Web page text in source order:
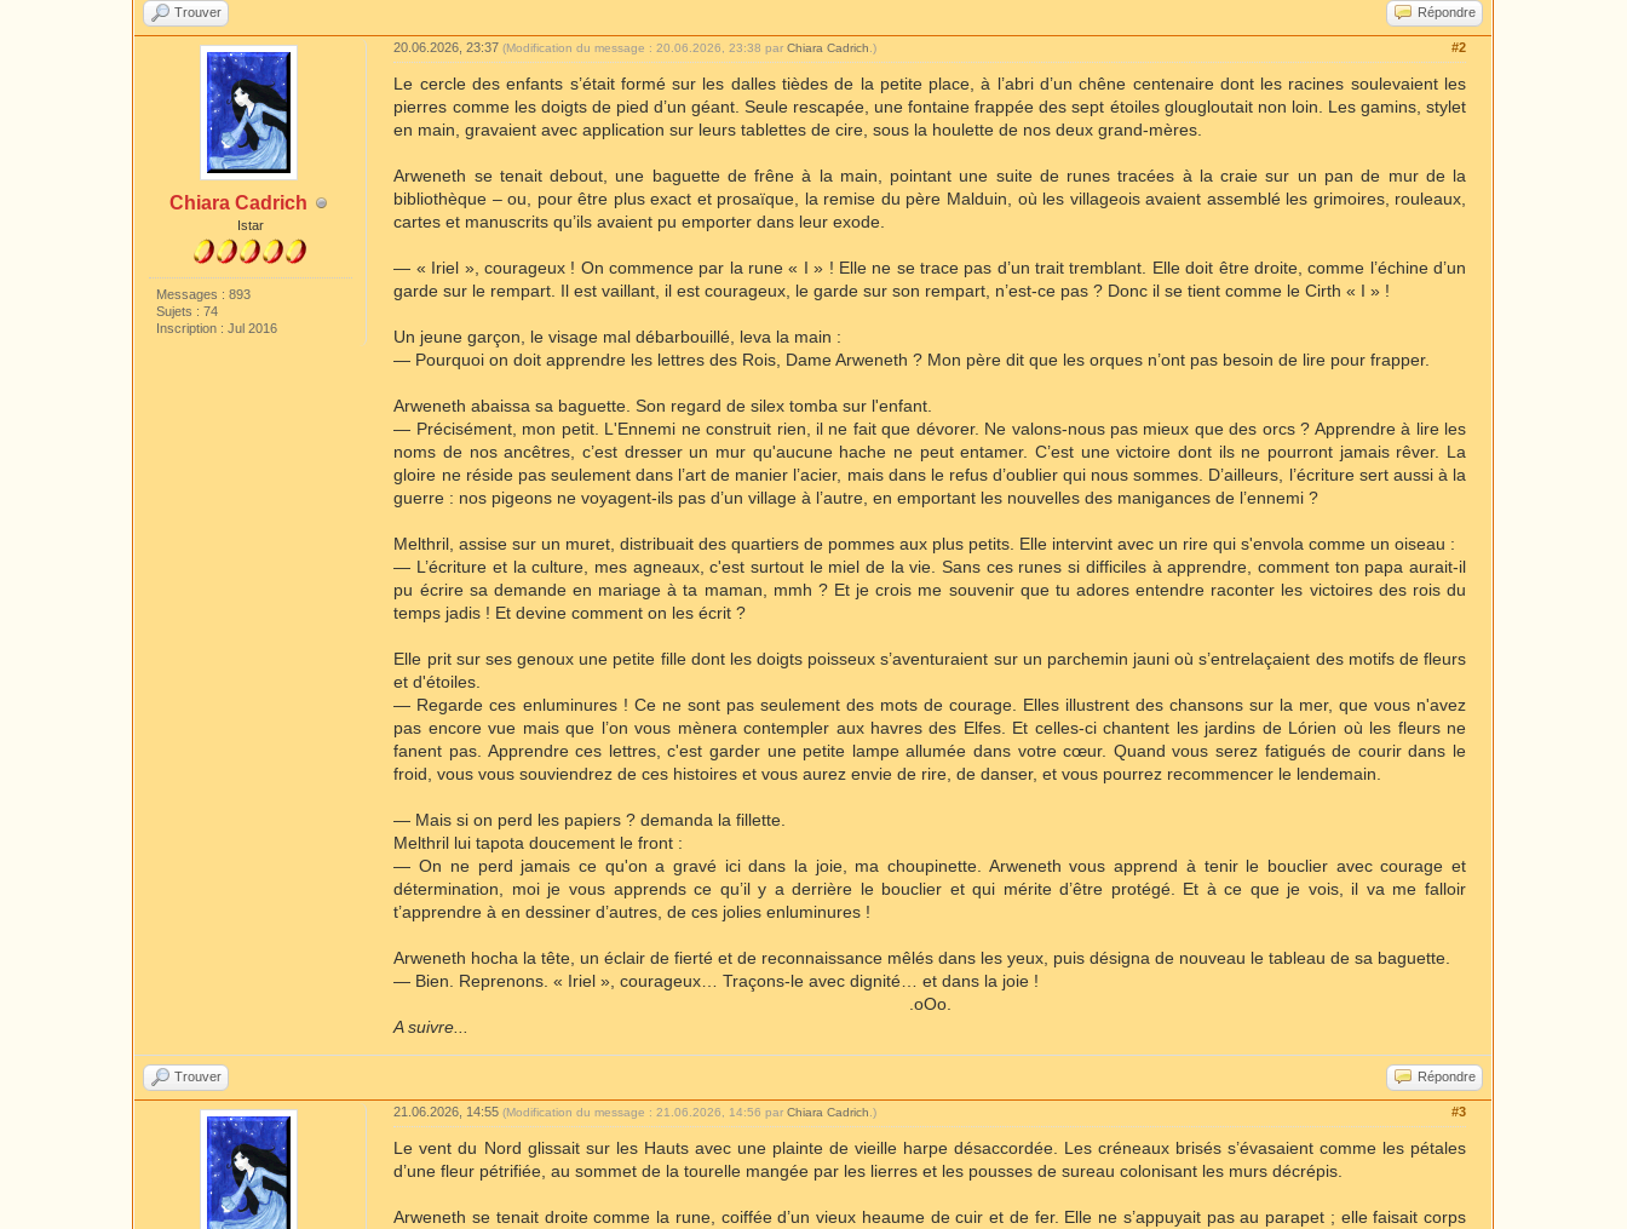
Trouver Répondre
Chiara Cadrich
Istar
Messages : 893
Sujets : 74
Inscription : Jul 2016
#2
20.06.2026, 23:37(Modification du message : 20.06.2026, 23:38 parChiara Cadrich .)
Le cercle des enfants s’était formé sur les dalles tièdes de la petite place, à l’abri d’un chêne centenaire dont les racines soulevaient les
pierres comme les doigts de pied d’un géant. Seule rescapée, une fontaine frappée des sept étoiles glougloutait non loin. Les gamins, stylet
en main, gravaient avec application sur leurs tablettes de cire, sous la houlette de nos deux grand-mères.
Arweneth se tenait debout, une baguette de frêne à la main, pointant une suite de runes tracées à la craie sur un pan de mur de la
bibliothèque –ou, pour être plus exact et prosaïque, la remise du père Malduin, où les villageois avaient assemblé les grimoires, rouleaux,
cartes et manuscrits qu’ils avaient pu emporter dans leur exode.
— « Iriel », courageux ! On commence par la rune « I » ! Elle ne se trace pas d’un trait tremblant. Elle doit être droite, comme l’échine d’un
garde sur le rempart. Il est vaillant, il est courageux, le garde sur son rempart, n’est-ce pas ? Donc il se tient comme le Cirth « I » !
Un jeune garçon, le visage mal débarbouillé, leva la main :
— Pourquoi on doit apprendre les lettres des Rois, Dame Arweneth ? Mon père dit que les orques n’ont pas besoin de lire pour frapper.
Arweneth abaissa sa baguette. Son regard de silex tomba sur l'enfant.
— Précisément, mon petit. L'Ennemi ne construit rien, il ne fait que dévorer. Ne valons-nous pas mieux que des orcs ? Apprendre à lire les
noms de nos ancêtres, c’est dresser un mur qu'aucune hache ne peut entamer. C’est une victoire dont ils ne pourront jamais rêver. La
gloire ne réside pas seulement dans l’art de manier l’acier, mais dans le refus d’oublier qui nous sommes. D’ailleurs, l’écriture sert aussi à la
guerre : nos pigeons ne voyagent-ils pas d’un village à l’autre, en emportant les nouvelles des manigances de l’ennemi ?
Melthril, assise sur un muret, distribuait des quartiers de pommes aux plus petits. Elle intervint avec un rire qui s'envola comme un oiseau :
— L’écriture et la culture, mes agneaux, c'est surtout le miel de la vie. Sans ces runes si difficiles à apprendre, comment ton papa aurait-il
pu écrire sa demande en mariage à ta maman, mmh ? Et je crois me souvenir que tu adores entendre raconter les victoires des rois du
temps jadis ! Et devine comment on les écrit ?
Elle prit sur ses genoux une petite fille dont les doigts poisseux s’aventuraient sur un parchemin jauni où s’entrelaçaient des motifs de fleurs
et d'étoiles.
— Regarde ces enluminures ! Ce ne sont pas seulement des mots de courage. Elles illustrent des chansons sur la mer, que vous n'avez
pas encore vue mais que l’on vous mènera contempler aux havres des Elfes. Et celles-ci chantent les jardins de Lórien où les fleurs ne
fanent pas. Apprendre ces lettres, c'est garder une petite lampe allumée dans votre cœur. Quand vous serez fatigués de courir dans le
froid, vous vous souviendrez de ces histoires et vous aurez envie de rire, de danser, et vous pourrez recommencer le lendemain.
— Mais si on perd les papiers ? demanda la fillette.
Melthril lui tapota doucement le front :
— On ne perd jamais ce qu'on a gravé ici dans la joie, ma choupinette. Arweneth vous apprend à tenir le bouclier avec courage et
détermination, moi je vous apprends ce qu’il y a derrière le bouclier et qui mérite d’être protégé. Et à ce que je vois, il va me falloir
t’apprendre à en dessiner d’autres, de ces jolies enluminures !
Arweneth hocha la tête, un éclair de fierté et de reconnaissance mêlés dans les yeux, puis désigna de nouveau le tableau de sa baguette.
— Bien. Reprenons. « Iriel », courageux… Traçons-le avec dignité… et dans la joie !
.oOo.
A suivre...
Trouver Répondre
#3
21.06.2026, 14:55(Modification du message : 21.06.2026, 14:56 parChiara Cadrich .)
Le vent du Nord glissait sur les Hauts avec une plainte de vieille harpe désaccordée. Les créneaux brisés s’évasaient comme les pétales
d’une fleur pétrifiée, au sommet de la tourelle mangée par les lierres et les pousses de sureau colonisant les murs décrépis.
Arweneth se tenait droite comme la rune, coiffée d’un vieux heaume de cuir et de fer. Elle ne s’appuyait pas au parapet ; elle faisait corps